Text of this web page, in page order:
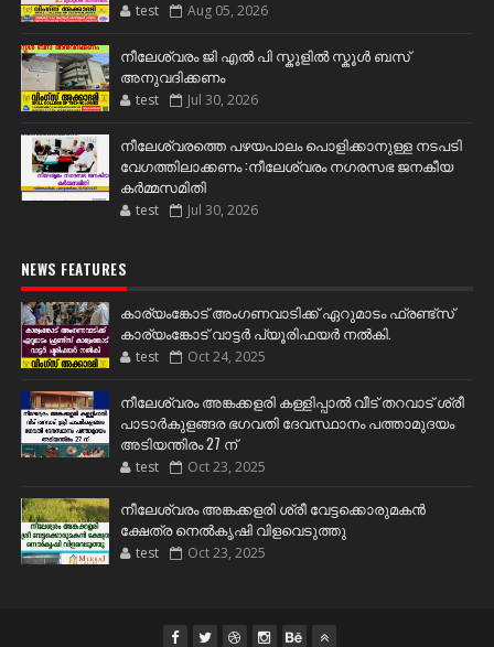
test Aug 05, 2026
നീലേശ്വരം ജി എൽ പി സ്കൂളിൽ സ്കൂൾ ബസ്
അനുവദിക്കണം
test Jul 30, 2026
നീലേശ്വരത്തെ പഴയപാലം പൊളിക്കാനുള്ള നടപടി
വേഗത്തിലാക്കണം :നീലേശ്വരം നഗരസഭ ജനകീയ
കർമ്മസമിതി
test Jul 30, 2026
NEWS FEATURES
കാര്യംങ്കോട് അംഗണവാടിക്ക് ഏറുമാടം ഫ്രണ്ട്സ്
കാര്യംങ്കോട് വാട്ടർ പ്യൂരിഫയർ നൽകി.
test Oct 24, 2025
നീലേശ്വരം അങ്കക്കളരി കള്ളിപ്പാൽ വീട് തറവാട് ശ്രീ
പാടാർകുളങ്ങര ഭഗവതി ദേവസ്ഥാനം പത്താമുദയം
അടിയന്തിരം 27 ന്
test Oct 23, 2025
നീലേശ്വരം അങ്കക്കളരി ശ്രീ വേട്ടക്കൊരുമകൻ
ക്ഷേത്ര നെൽകൃഷി വിളവെടുത്തു
test Oct 23, 2025